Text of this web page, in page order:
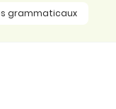
grammaticaux